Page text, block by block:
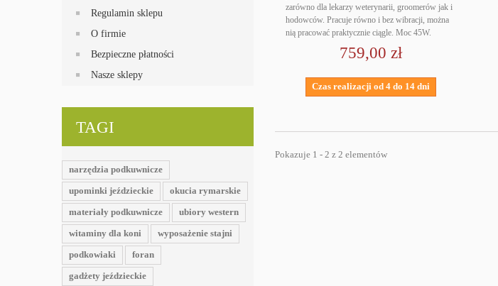
Regulamin sklepu
O firmie
Bezpieczne płatności
Nasze sklepy
TAGI
narzędzia podkuwnicze
upominki jeździeckie
okucia rymarskie
materiały podkuwnicze
ubiory western
witaminy dla koni
wyposażenie stajni
podkowiaki
foran
gadżety jeździeckie
zarówno dla lekarzy weterynarii, groomerów jak i
hodowców. Pracuje równo i bez wibracji, można
nią pracować praktycznie ciągle. Moc 45W.
759,00 zł
Czas realizacji od 4 do 14 dni
Pokazuje 1 - 2 z 2 elementów